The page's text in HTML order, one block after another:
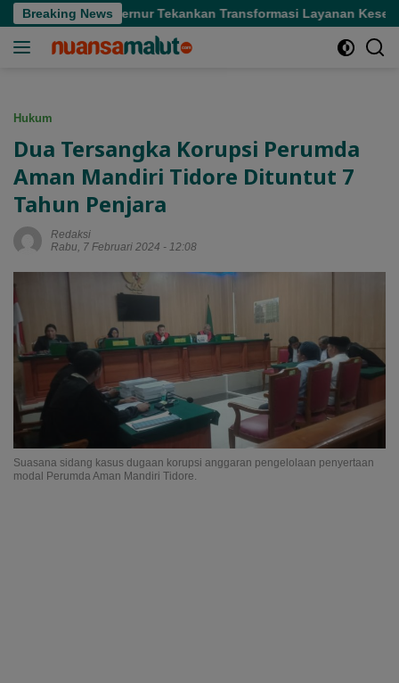
Langsung
ke
Breaking News
Gubernur Tekankan Transformasi Layanan Kesehatan
Hukum
Dua Tersangka Korupsi Perumda
Aman Mandiri Tidore Dituntut 7
Tahun Penjara
Redaksi
Rabu, 7 Februari 2024 - 12:08
Suasana sidang kasus dugaan korupsi anggaran pengelolaan penyertaan
modal Perumda Aman Mandiri Tidore.